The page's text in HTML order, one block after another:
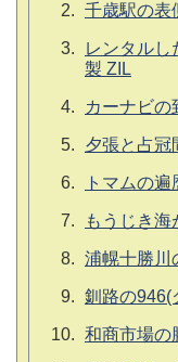
千歳駅の表
レンタルし
製 ZIL
カーナビの
夕張と占冠
トマムの遍
もうじき海
浦幌十勝川
釧路の946(
和商市場の